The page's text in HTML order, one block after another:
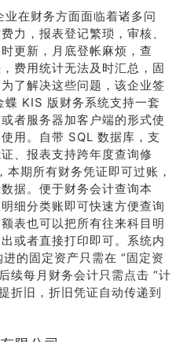
在财务方面面临着诸多问
力，报表登记繁琐，审核、
更新，月底登帐麻烦，查
费用统计无法及时汇总，固
了解决这些问题，该企业签
KIS 版财务系统支持一套
者服务器加客户端的形式使
用。自带 SQL 数据库，支
、报表支持跨年度查询修
本期所有财务凭证即可过账，
据。便于财务会计查询本
细分类账即可快速方便查询
表也可以把所有往来科目明
或者直接打印即可。系统内
的固定资产只需在 “固定资
续每月财务会计只需点击 “计
折旧，折旧凭证自动传递到